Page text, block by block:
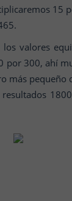
15
los valores
por 300, ahí
más